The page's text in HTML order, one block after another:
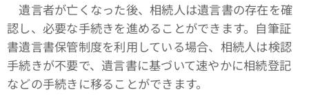
遺言者が亡くなった後、相続人は遺言書の存在を確
認し、必要な手続きを進めることができます。自筆証
書遺言書保管制度を利用している場合、相続人は検認
手続きが不要で、遺言書に基づいて速やかに相続登記
などの手続きに移ることができます。